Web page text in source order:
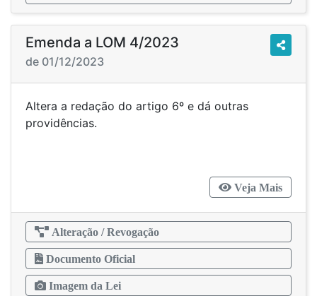
Emenda a LOM 4/2023
de 01/12/2023
Altera a redação do artigo 6º e dá outras
providências.
Veja Mais
Alteração / Revogação
Documento Oficial
Imagem da Lei